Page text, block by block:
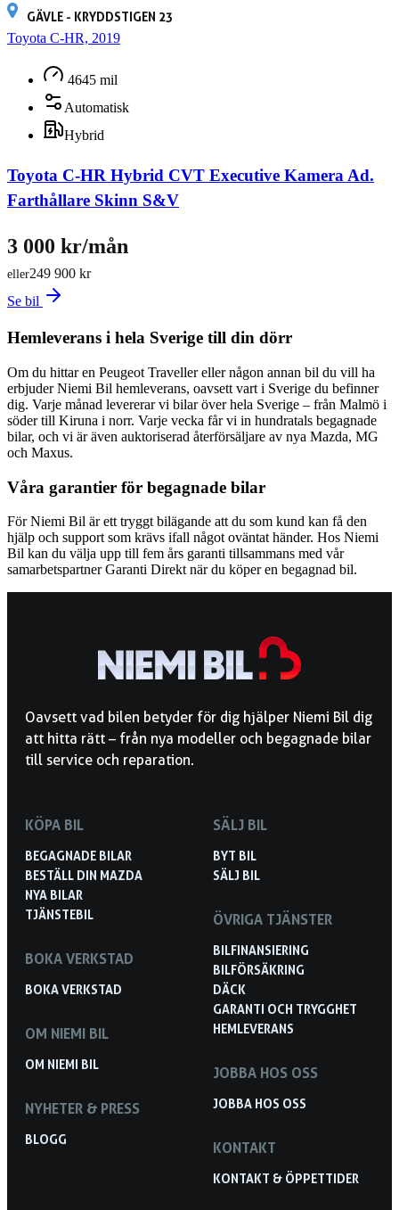
GÄVLE - KRYDDSTIGEN 23
Toyota C-HR, 2019
4645 mil
Automatisk
Hybrid
Toyota C-HR Hybrid CVT Executive Kamera Ad.
Farthållare Skinn S&V
249 900 kr
eller
3 000 kr/mån
Se bil
Hemleverans i hela Sverige till din dörr
Om du hittar en Peugeot Traveller eller någon annan bil du vill ha
erbjuder Niemi Bil hemleverans, oavsett vart i Sverige du befinner
dig. Varje månad levererar vi bilar över hela Sverige – från Malmö i
söder till Kiruna i norr. Varje vecka får vi in hundratals begagnade
bilar, och vi är även auktoriserad återförsäljare av nya Mazda, MG
och Maxus.
Våra garantier för begagnade bilar
För Niemi Bil är ett tryggt bilägande att du som kund kan få den
hjälp och support som krävs ifall något oväntat händer. Hos Niemi
Bil kan du välja upp till fem års garanti tillsammans med vår
samarbetspartner Garanti Direkt när du köper en begagnad bil.
Oavsett vad bilen betyder för dig hjälper Niemi Bil dig
att hitta rätt – från nya modeller och begagnade bilar
till service och reparation.
KÖPA BIL
BEGAGNADE BILAR
BESTÄLL DIN MAZDA
NYA BILAR
TJÄNSTEBIL
BOKA VERKSTAD
BOKA VERKSTAD
OM NIEMI BIL
OM NIEMI BIL
NYHETER & PRESS
BLOGG
SÄLJ BIL
BYT BIL
SÄLJ BIL
ÖVRIGA TJÄNSTER
BILFINANSIERING
BILFÖRSÄKRING
DÄCK
GARANTI OCH TRYGGHET
HEMLEVERANS
JOBBA HOS OSS
JOBBA HOS OSS
KONTAKT
KONTAKT & ÖPPETTIDER